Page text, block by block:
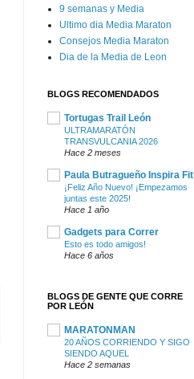
9 semanas y Media
Ultimo dia Media Maraton
Consejos Media Maraton
Dia de la Media de Leon
BLOGS RECOMENDADOS
Tortugas Trail León
ULTRAMARATÓN
TRANSVULCANIA 2026
Hace 2 meses
Paula Butragueño Inspira Fit
¡Feliz Año Nuevo! ¡Empezamos
juntas este 2025!
Hace 1 año
Gadgets para Correr
Esto es todo amigos!
Hace 6 años
BLOGS DE GENTE QUE CORRE
POR LEÓN
MARATONMAN
20 AÑOS CORRIENDO Y SIGO
SIENDO AQUEL
Hace 2 semanas